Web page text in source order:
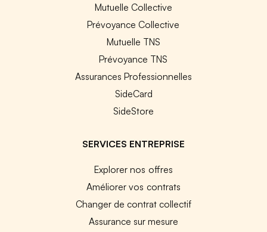
Mutuelle Collective
Prévoyance Collective
Mutuelle TNS
Prévoyance TNS
Assurances Professionnelles
SideCard
SideStore
SERVICES ENTREPRISE
Explorer nos offres
Améliorer vos contrats
Changer de contrat collectif
Assurance sur mesure